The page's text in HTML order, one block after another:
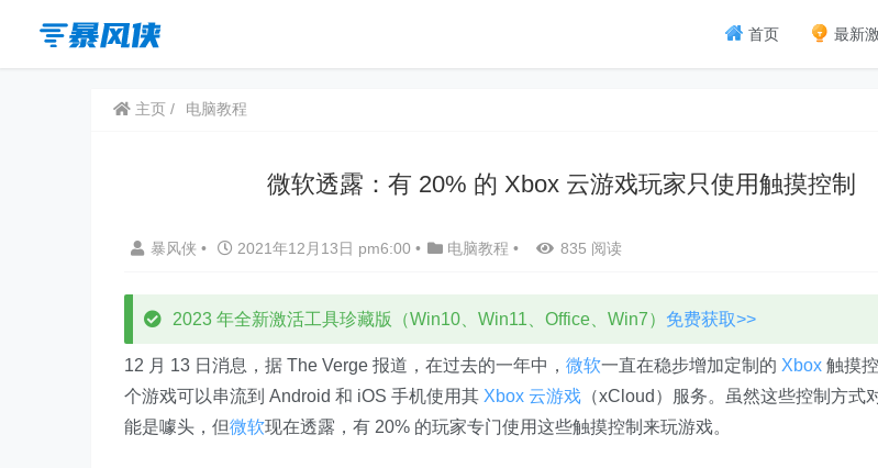
首页 最新
主页 电脑教程
微软透露：有 20% 的 Xbox 云游戏玩家只使用触摸控制
暴风侠 • 2021年12月13日 pm6:00 • 电脑教程 • 835 阅读
2023 年全新激活工具珍藏版（Win10、Win11、Office、Win7） 免费获取>>
12 月 13 日消息，据 The Verge 报道，在过去的一年中， 微软一直在稳步增加定制的 Xbox 触摸
个游戏可以串流到 Android 和 iOS 手机使用其 Xbox 云游戏 （xCloud）服务。虽然这些控制方式
能是噱头，但微软现在透露，有 20% 的玩家专门使用这些触摸控制来玩游戏。